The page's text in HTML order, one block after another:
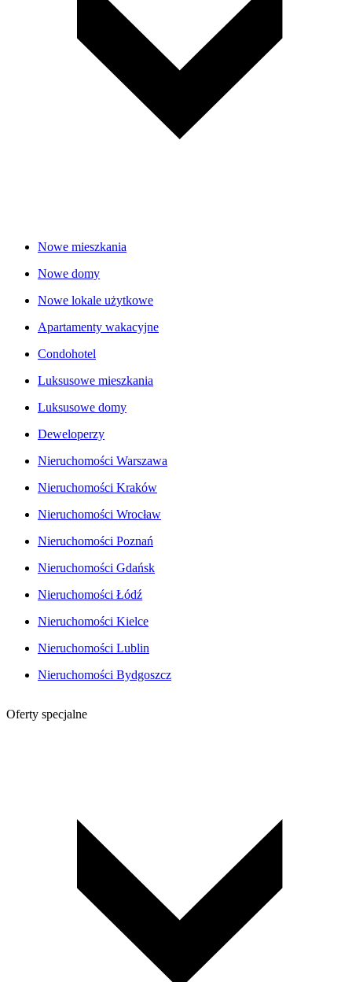
Nowe mieszkania
Nowe domy
Nowe lokale użytkowe
Apartamenty wakacyjne
Condohotel
Luksusowe mieszkania
Luksusowe domy
Deweloperzy
Nieruchomości Warszawa
Nieruchomości Kraków
Nieruchomości Wrocław
Nieruchomości Poznań
Nieruchomości Gdańsk
Nieruchomości Łódź
Nieruchomości Kielce
Nieruchomości Lublin
Nieruchomości Bydgoszcz
Oferty specjalne